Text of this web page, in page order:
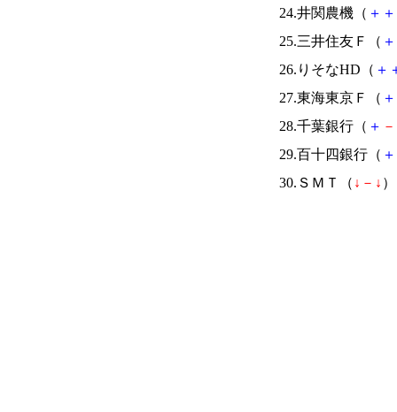
24.井関農機（ ＋ ＋
25.三井住友Ｆ（ ＋
26.りそなHD（ ＋
27.東海東京Ｆ（ ＋
28.千葉銀行（ ＋ －
29.百十四銀行（ ＋
30.ＳＭＴ（ ↓ － ↓